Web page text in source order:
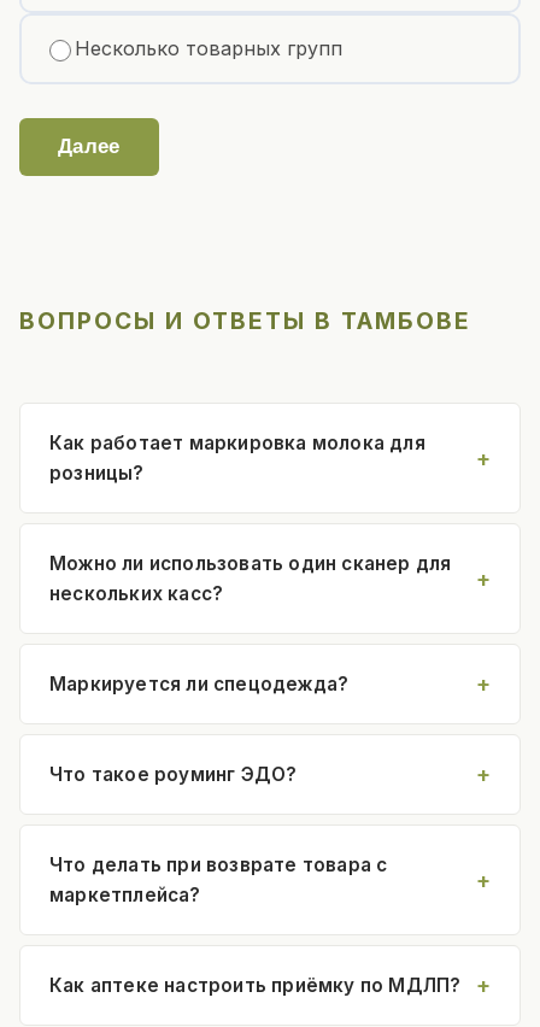
Несколько товарных групп
Далее
ВОПРОСЫ И ОТВЕТЫ В ТАМБОВЕ
Как работает маркировка молока для
розницы?
Можно ли использовать один сканер для
нескольких касс?
Маркируется ли спецодежда?
Что такое роуминг ЭДО?
Что делать при возврате товара с
маркетплейса?
Как аптеке настроить приёмку по МДЛП?